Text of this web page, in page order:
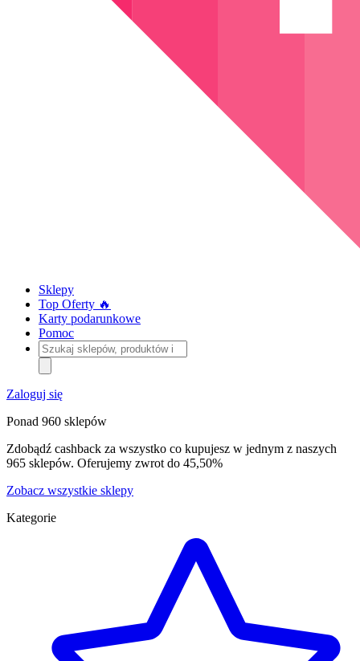
Sklepy
Top Oferty 🔥
Karty podarunkowe
Pomoc
Szukaj
sklepów,
produktów
i
kategorii
Zaloguj się
Ponad 960 sklepów
Zdobądź cashback za wszystko co kupujesz w jednym z naszych
965 sklepów. Oferujemy zwrot do 45,50%
Zobacz wszystkie sklepy
Kategorie